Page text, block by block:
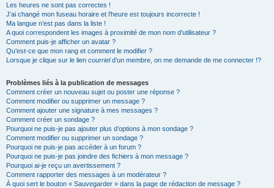
Les heures ne sont pas correctes !
J’ai changé mon fuseau horaire et l’heure est toujours incorrecte !
Ma langue n’est pas dans la liste !
A quoi correspondent les images à proximité de mon nom d’utilisateur ?
Comment puis-je afficher un avatar ?
Qu’est-ce que mon rang et comment le modifier ?
Lorsque je clique sur le lien courrield’un membre, on me demande de me connecter !?
Problèmes liés à la publication de messages
Comment créer un nouveau sujet ou poster une réponse ?
Comment modifier ou supprimer un message ?
Comment ajouter une signature à mes messages ?
Comment créer un sondage ?
Pourquoi ne puis-je pas ajouter plus d’options à mon sondage ?
Comment modifier ou supprimer un sondage ?
Pourquoi ne puis-je pas accéder à un forum ?
Pourquoi ne puis-je pas joindre des fichiers à mon message ?
Pourquoi ai-je reçu un avertissement ?
Comment rapporter des messages à un modérateur ?
À quoi sert le bouton « Sauvegarder » dans la page de rédaction de message ?